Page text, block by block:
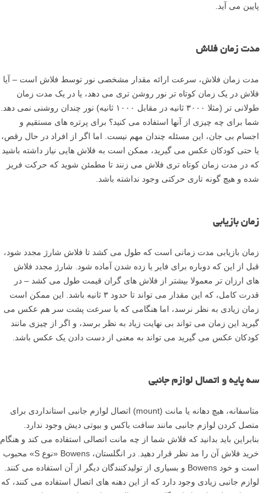
پایین می آید.
مدت زمان فلاش
مدت زمان فلاش، سرعت ارائه مقدار مشخصی نور توسط فلاش است – آیا
فلاش در یک زمان کوتاه تر نور روشن تری می دهد، یا در یک مدت زمان
طولانی تر (مثلا ۳۰۰۰ ثانیه در مقابل ۱۰۰۰ ثانیه) نور چندان روشنی نمی دهد.
شما برای چه چیزی از آنها استفاده می کنید؟ برای پرتره های مستقیم و
اجسام بی جان، این مسئله چندان مهم نیست. اما اگر از افراد در حال رقص،
یا حتی کودکان عکس می گیرید، ممکن است به فلاش هایی نیاز داشته باشید
که در مدت زمان کوتاه تری فلاش می زنند تا مطمئن شوید که حرکت فریز
شده و هیچ گونه تاری حرکتی وجود نداشته باشد.
زمان بازیابی
زمان بازیابی مدت زمانی است که طول می کشد تا فلاش شارژ مجدد شود،
قبل از این که دوباره برای فایر یا زده شدن آماده شود. شارژ مجدد فلاش
های ارزان تر معمولا بیشتر از فلاش های گران قیمت طول می کشد – در
قدرت کامل، که این مقدار می تواند تا حدود ۳ ثانیه باشد. این ممکن است
زمان زیادی به نظر نرسد، اما هنگامی که با سرعت پشت سر هم عکس می
گیرید این زمان می تواند بی نهایت زیاد به نظر برسد، و اگر از چیزی مانند
کودکان عکس می گیرید می تواند به معنی از دست دادن یک عکس باشد.
سه پایه و اتصال لوازم جانبی
متاسفانه، هیچ دهانه یا مانت (mount) اتصال لوازم جانبی استانداردی برای
متصل کردن لوازم جانبی مانند سافت باکس و بیوتی دیش وجود ندارد.
بنابراین باید بدانید که فلاش شما از چه مانت اتصالی استفاده می کند و هنگام
خرید فلاش آن را مد نظر قرار دهید. در انگلستان، Bowens «نوع S» محبوب
است و خود Bowens و بسیاری از تولیدکنندگان دیگر از آن استفاده می کنند.
لوازم جانبی زیادی وجود دارد که از این دهنه های اتصال استفاده می کنند، که